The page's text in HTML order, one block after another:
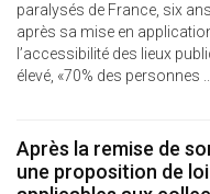
paralysés de France, six
après sa mise en
l’accessibilité des lieux
élevé, «70% des personnes
Après la remise de
une proposition de